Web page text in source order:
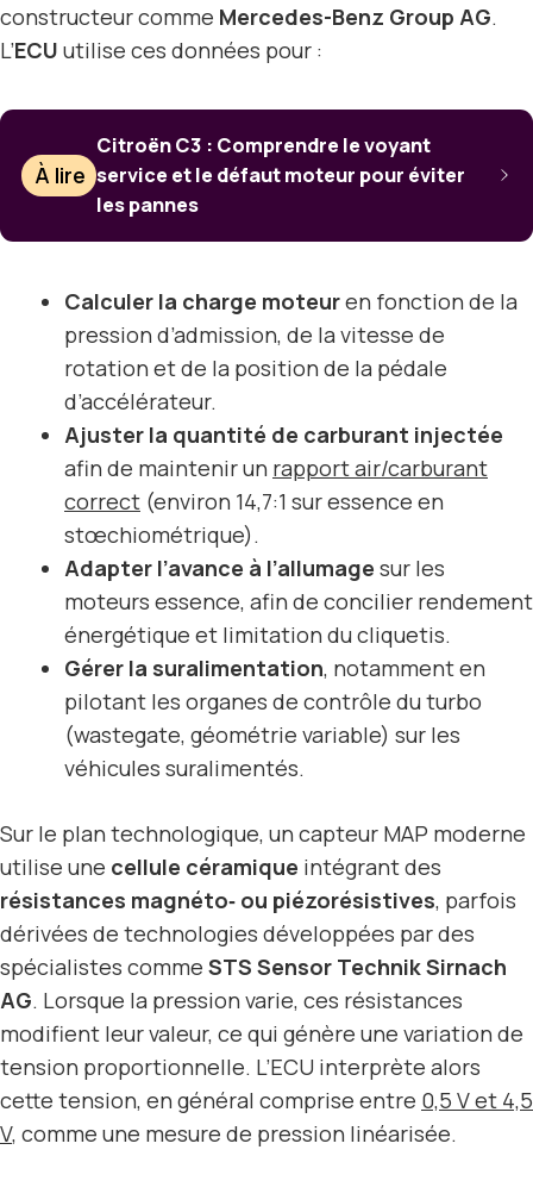
constructeur comme Mercedes-Benz Group AG.
L’ECU utilise ces données pour :
À lire
Citroën C3 : Comprendre le voyant
service et le défaut moteur pour éviter
les pannes
Calculer la charge moteuren fonction de la
pression d’admission, de la vitesse de
rotation et de la position de la pédale
d’accélérateur.
Ajuster la quantité de carburant injectée
afin de maintenir un rapport air/carburant
correct (environ 14,7:1 sur essence en
stœchiométrique).
Adapter l’avance à l’allumage sur les
moteurs essence, afin de concilier rendement
énergétique et limitation du cliquetis.
Gérer la suralimentation, notamment en
pilotant les organes de contrôle du turbo
(wastegate, géométrie variable) sur les
véhicules suralimentés.
Sur le plan technologique, un capteur MAP moderne
utilise une cellule céramique intégrant des
résistances magnéto‑ ou piézorésistives, parfois
dérivées de technologies développées par des
spécialistes comme STS Sensor Technik Sirnach
AG. Lorsque la pression varie, ces résistances
modifient leur valeur, ce qui génère une variation de
tension proportionnelle. L’ECU interprète alors
cette tension, en général comprise entre 0,5 V et 4,5
V, comme une mesure de pression linéarisée.